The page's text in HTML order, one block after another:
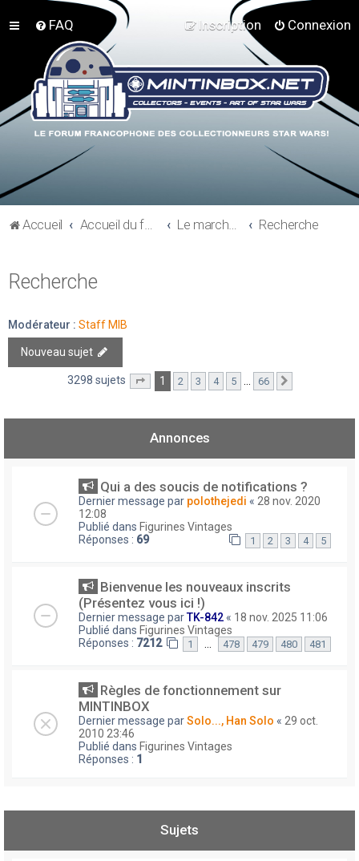
FAQ Connexion
Inscription
Accueil Accueil du forum Le marché du collectionneur Recherche
Recherche
Modérateur : Staff MIB
Nouveau sujet
3298 sujets Page sur66
1 2 3 4 5 … 66
Annonces
Qui a des soucis de notifications ?
Dernier message par polothejedi « 28 nov. 2020
12:08
Publié dans Figurines Vintages
Réponses : 69 1 2 3 4 5
Bienvenue les nouveaux inscrits
(Présentez vous ici !)
Dernier message parTK-842 « 18 nov. 2025 11:06
Publié dans Figurines Vintages
Réponses : 7212 1 … 478 479 480 481
Règles de fonctionnement sur
MINTINBOX
Dernier message parSolo..., Han Solo « 29 oct.
2010 23:46
Publié dans Figurines Vintages
Réponses : 1
Sujets